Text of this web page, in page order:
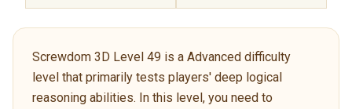
Screwdom 3D Level 49 is a Advanced difficulty
level that primarily tests players' deep logical
reasoning abilities. In this level, you need to